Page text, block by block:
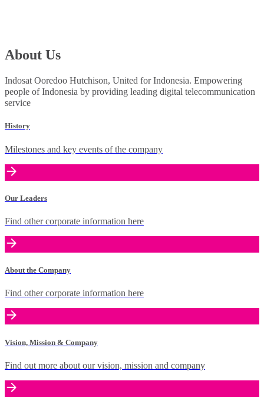
About Us
Indosat Ooredoo Hutchison, United for Indonesia. Empowering
people of Indonesia by providing leading digital telecommunication
service
History
Milestones and key events of the company
Our Leaders
Find other corporate information here
About the Company
Find other corporate information here
Vision, Mission & Company
Find out more about our vision, mission and company